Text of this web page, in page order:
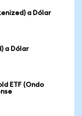
a Dólar
a Dólar
ETF (Ondo